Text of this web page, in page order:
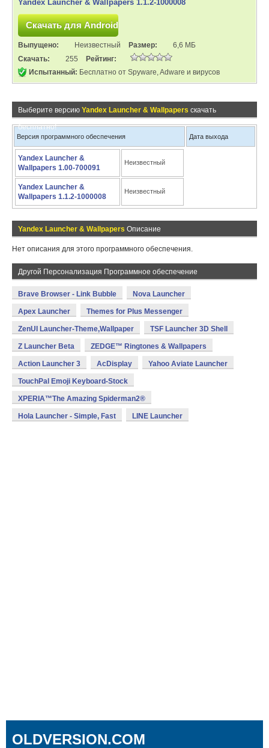
Yandex Launcher & Wallpapers 1.1.2-1000008
Выпущено: Неизвестный Размер:
6,6 МБ
Скачать:
255
Рейтинг:
Испытанный: Бесплатно от Spyware, Adware и вирусов
Выберите версию Yandex Launcher & Wallpapers скачать
бесплатно!
Версия программного обеспечения Дата выхода
Yandex Launcher &
Wallpapers 1.00-700091
Неизвестный
Yandex Launcher &
Wallpapers 1.1.2-1000008
Неизвестный
Yandex Launcher & Wallpapers Описание
Нет описания для этого программного обеспечения.
Другой Персонализация Программное обеспечение
Brave Browser - Link Bubble Nova Launcher
Apex Launcher Themes for Plus Messenger
ZenUI Launcher-Theme,Wallpaper TSF Launcher 3D Shell
Z Launcher Beta ZEDGE™ Ringtones & Wallpapers
Action Launcher 3 AcDisplay Yahoo Aviate Launcher
TouchPal Emoji Keyboard-Stock
XPERIA™The Amazing Spiderman2®
Hola Launcher - Simple, Fast LINE Launcher
OLDVERSION.COM